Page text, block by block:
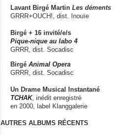
Lavant Birgé Martin Les déments
GRRR+OUCH!, dist. Inouïe
Birgé + 16 invité/e/s
Pique-nique au labo 4
GRRR, dist. Socadisc
Birgé Animal Opera
GRRR, dist. Socadisc
Un Drame Musical Instantané
TCHAK, inédit enregistré
en 2000, label Klanggalerie
AUTRES ALBUMS RÉCENTS